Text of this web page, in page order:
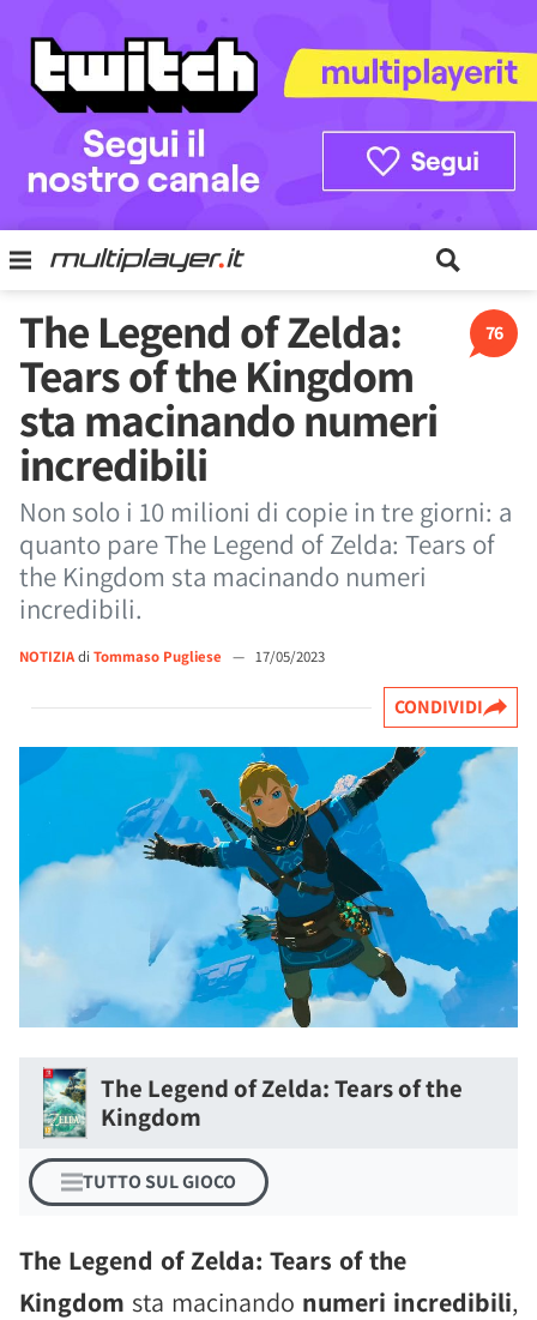
76
The Legend of Zelda:
Tears of the Kingdom
sta macinando numeri
incredibili
Non solo i 10 milioni di copie in tre giorni: a
quanto pare The Legend of Zelda: Tears of
the Kingdom sta macinando numeri
incredibili.
NOTIZIAdi Tommaso Pugliese — 17/05/2023
CONDIVIDI
The Legend of Zelda: Tears of the
Kingdom
TUTTO SUL GIOCO
The Legend of Zelda: Tears of the
Kingdom sta macinando numeri incredibili,